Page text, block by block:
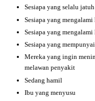
Sesiapa yang selalu
Sesiapa yang
Sesiapa yang
Sesiapa yang
Mereka yang ingin
melawan penyakit
Sedang hamil
Ibu yang menyusu